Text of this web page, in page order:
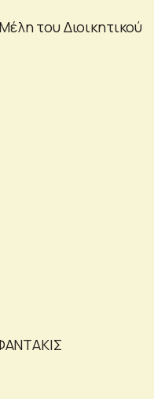
του Διοικητικού